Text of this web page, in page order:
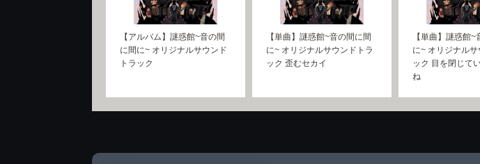
【アルバム】謎惑館~音の間
に間に~ オリジナルサウンド
トラック
【単曲】謎惑館~音の間に間
に~ オリジナルサウンドトラ
ック 歪むセカイ
【単曲】謎惑館~
に~ オリジナルサ
ック 目を閉じて
ね